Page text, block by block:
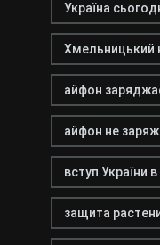
Україна
Хмельницький
айфон
айфон не
вступ України
защита